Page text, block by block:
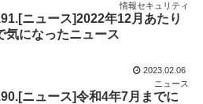
情報セキュリティ
ニュース]2022年12月あたり
気になったニュース
2023.02.06
ニュース
ニュース]令和4年7月までに